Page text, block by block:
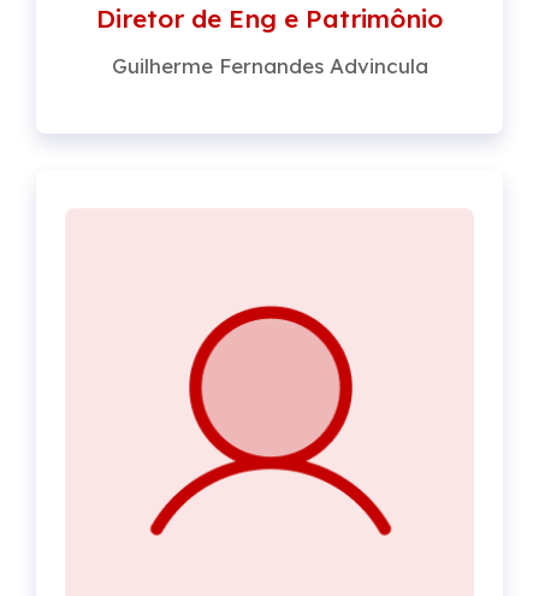
Diretor de Eng e Patrimônio
Guilherme Fernandes Advincula